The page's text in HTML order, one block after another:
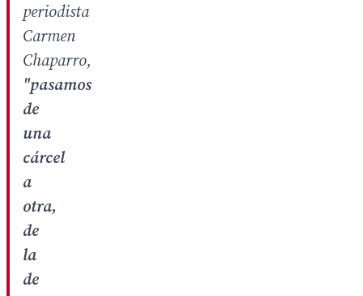
periodista
Carmen
Chaparro,
"pasamos
de
una
cárcel
a
otra,
de
la
de